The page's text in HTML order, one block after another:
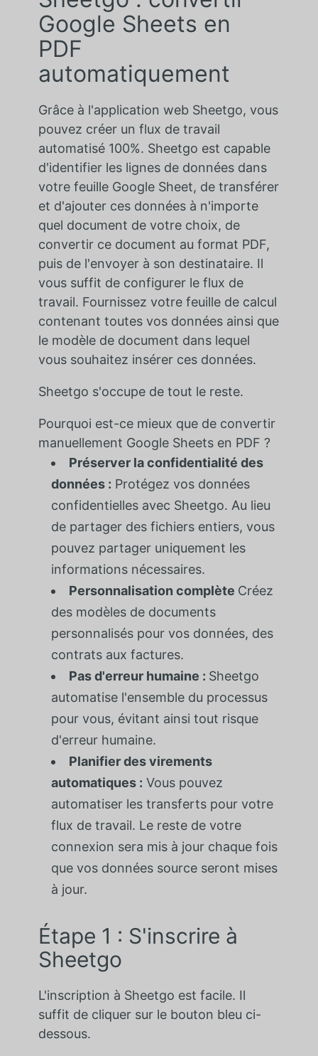
Google Sheets en
PDF
automatiquement
Grâce à l'application web Sheetgo, vous
pouvez créer un flux de travail
automatisé 100%. Sheetgo est capable
d'identifier les lignes de données dans
votre feuille Google Sheet, de transférer
et d'ajouter ces données à n'importe
quel document de votre choix, de
convertir ce document au format PDF,
puis de l'envoyer à son destinataire. Il
vous suffit de configurer le flux de
travail. Fournissez votre feuille de calcul
contenant toutes vos données ainsi que
le modèle de document dans lequel
vous souhaitez insérer ces données.
Sheetgo s'occupe de tout le reste.
Pourquoi est-ce mieux que de convertir
manuellement Google Sheets en PDF ?
Préserver la confidentialité des
données : Protégez vos données
confidentielles avec Sheetgo. Au lieu
de partager des fichiers entiers, vous
pouvez partager uniquement les
informations nécessaires.
Personnalisation complète Créez
des modèles de documents
personnalisés pour vos données, des
contrats aux factures.
Pas d'erreur humaine : Sheetgo
automatise l'ensemble du processus
pour vous, évitant ainsi tout risque
d'erreur humaine.
Planifier des virements
automatiques : Vous pouvez
automatiser les transferts pour votre
flux de travail. Le reste de votre
connexion sera mis à jour chaque fois
que vos données source seront mises
à jour.
Étape 1 : S'inscrire à
Sheetgo
L'inscription à Sheetgo est facile. Il
suffit de cliquer sur le bouton bleu ci-
dessous.